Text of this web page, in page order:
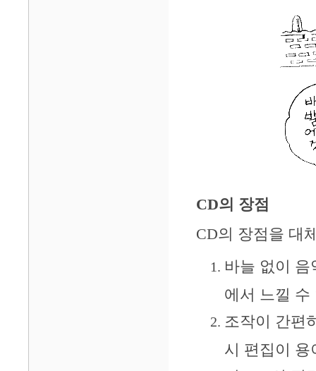
CD의 장점
CD의 장점을 대
바늘 없이
에서 느낄 수
조작이 간편
시 편집이 용